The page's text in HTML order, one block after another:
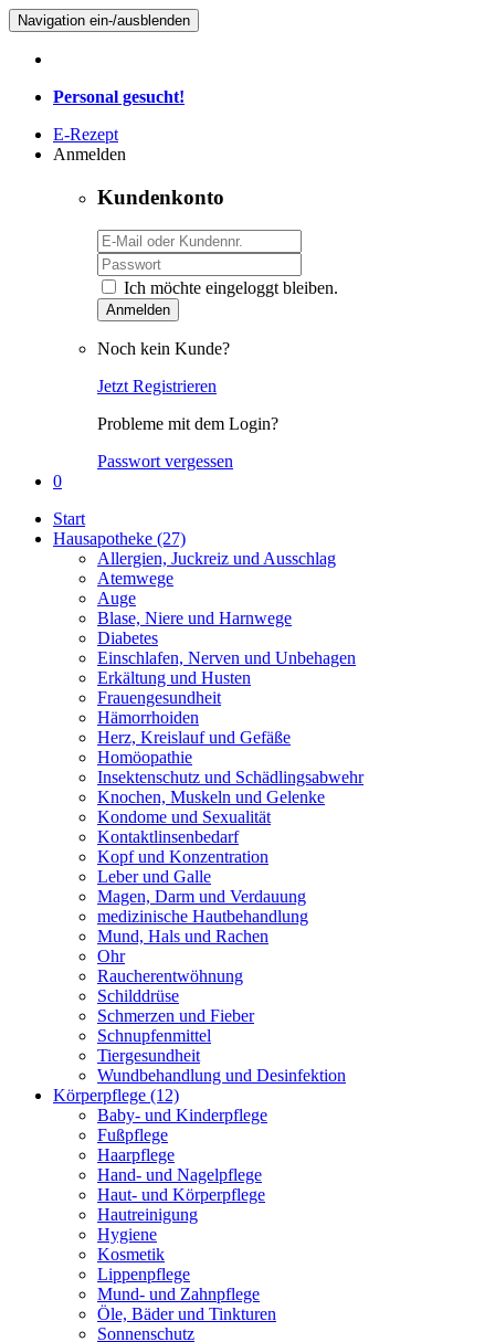
Navigation ein-/ausblenden
Personal gesucht!
E-Rezept
Anmelden
Kundenkonto
Ich möchte eingeloggt bleiben.
Anmelden
Noch kein Kunde?
Jetzt Registrieren
Probleme mit dem Login?
Passwort vergessen
0
Start
Hausapotheke (27)
Allergien, Juckreiz und Ausschlag
Atemwege
Auge
Blase, Niere und Harnwege
Diabetes
Einschlafen, Nerven und Unbehagen
Erkältung und Husten
Frauengesundheit
Hämorrhoiden
Herz, Kreislauf und Gefäße
Homöopathie
Insektenschutz und Schädlingsabwehr
Knochen, Muskeln und Gelenke
Kondome und Sexualität
Kontaktlinsenbedarf
Kopf und Konzentration
Leber und Galle
Magen, Darm und Verdauung
medizinische Hautbehandlung
Mund, Hals und Rachen
Ohr
Raucherentwöhnung
Schilddrüse
Schmerzen und Fieber
Schnupfenmittel
Tiergesundheit
Wundbehandlung und Desinfektion
Körperpflege (12)
Baby- und Kinderpflege
Fußpflege
Haarpflege
Hand- und Nagelpflege
Haut- und Körperpflege
Hautreinigung
Hygiene
Kosmetik
Lippenpflege
Mund- und Zahnpflege
Öle, Bäder und Tinkturen
Sonnenschutz